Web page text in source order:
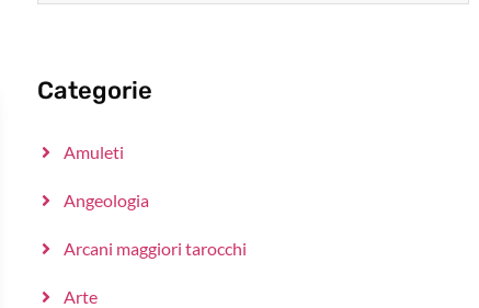
Categorie
Amuleti
Angeologia
Arcani maggiori tarocchi
Arte